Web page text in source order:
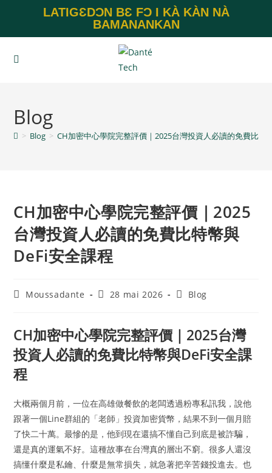
LATIGƐDƆN BƐ FƆ I KÀ KÀN NÀ
BAMANANKAN
Blog
> Blog > CH加密中心學院完整評價｜2025台灣投資人必讀的免費比特
CH加密中心學院完整評價｜2025
台灣投資人必讀的免費比特幣與
DeFi安全課程
Moussadante 28 mai 2026 Blog
CH加密中心學院完整評價｜2025台灣
投資人必讀的免費比特幣與DeFi安全課
程
大概兩個月前，一位在高雄做餐飲的老闆透過粉專私訊我，說他
跟著一個Line群組的「老師」投資加密貨幣，結果不到一個月賠
了快二十萬。最慘的是，他到現在還搞不懂自己到底是被詐騙，
還是真的運氣不好。這種故事在台灣真的層出不窮。很多人還沒
搞懂什麼是私鑰、什麼是無常損失，就急著把辛苦錢投進去。也